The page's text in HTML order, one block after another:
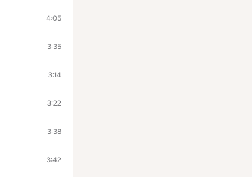
4:05
3:35
3:14
3:22
3:38
3:42